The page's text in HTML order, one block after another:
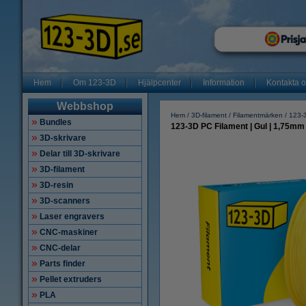
Hem Om 123-3D Hjälpcenter Information Kontakta
Webbshop
Bundles
3D-skrivare
Delar till 3D-skrivare
3D-filament
3D-resin
3D-scanners
Laser engravers
CNC-maskiner
CNC-delar
Parts finder
Pellet extruders
PLA
Hem 3D-filament Filamentmärken 123-
123-3D PC Filament | Gul |